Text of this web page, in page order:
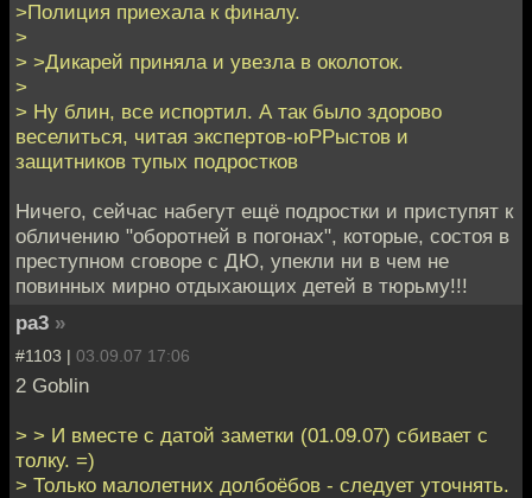
>Полиция приехала к финалу.
>
> >Дикарей приняла и увезла в околоток.
>
> Ну блин, все испортил. А так было здорово
веселиться, читая экспертов-юРРыстов и
защитников тупых подростков
Ничего, сейчас набегут ещё подростки и приступят к
обличению "оборотней в погонах", которые, состоя в
преступном сговоре с ДЮ, упекли ни в чем не
повинных мирно отдыхающих детей в тюрьму!!!
pa3 »
#1103 | 03.09.07 17:06
2 Goblin
> > И вместе с датой заметки (01.09.07) сбивает с
толку. =)
> Только малолетних долбоёбов - следует уточнять.